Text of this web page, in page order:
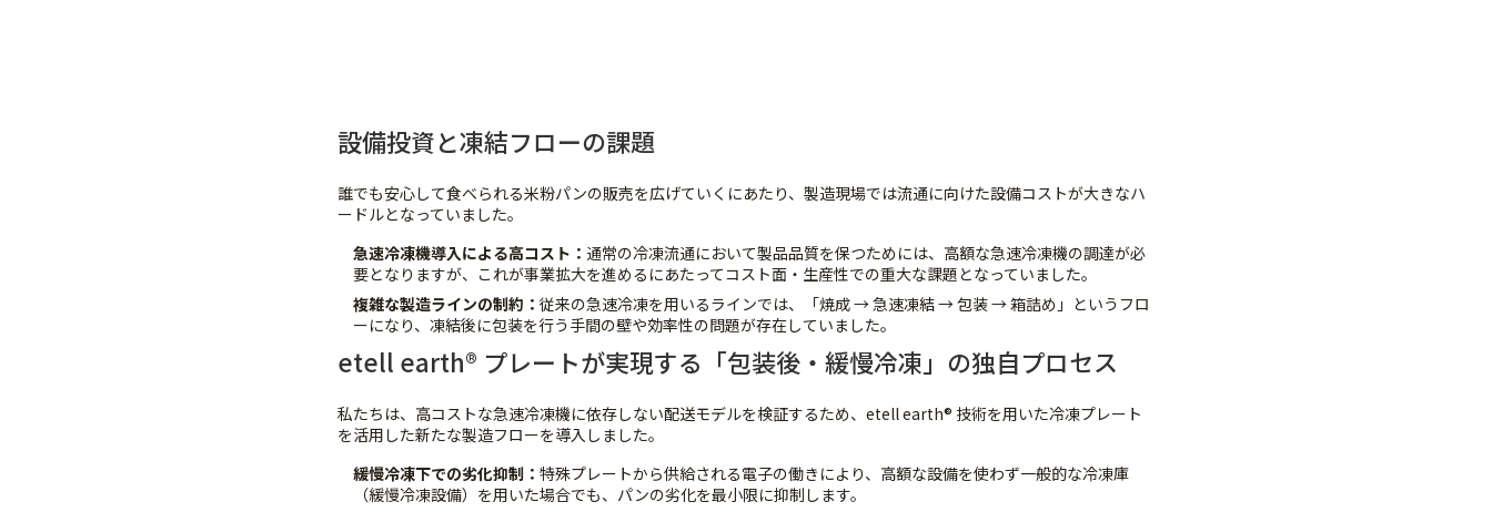
設備投資と凍結フローの課題
誰でも安心して食べられる米粉パンの販売を広げていくにあたり、製造現場では流通に向けた設備コストが大きなハ
ードルとなっていました。
急速冷凍機導入による高コスト： 通常の冷凍流通において製品品質を保つためには、高額な急速冷凍機の調達が必
要となりますが、これが事業拡大を進めるにあたってコスト面・生産性での重大な課題となっていました。
複雑な製造ラインの制約： 従来の急速冷凍を用いるラインでは、「焼成 → 急速凍結 → 包装 → 箱詰め」というフロ
ーになり、凍結後に包装を行う手間の壁や効率性の問題が存在していました。
etell earth® プレートが実現する「包装後・緩慢冷凍」の独自プロセス
私たちは、高コストな急速冷凍機に依存しない配送モデルを検証するため、etell earth® 技術を用いた冷凍プレート
を活用した新たな製造フローを導入しました。
緩慢冷凍下での劣化抑制： 特殊プレートから供給される電子の働きにより、高額な設備を使わず一般的な冷凍庫
（緩慢冷凍設備）を用いた場合でも、パンの劣化を最小限に抑制します。